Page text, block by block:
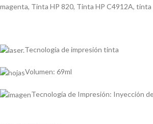
magenta, Tinta HP 820, Tinta HP C4912A, tinta
Tecnología de impresión tinta
Volumen: 69ml
Tecnología de Impresión: Inyección